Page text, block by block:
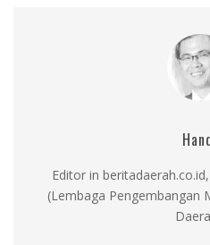
Editor in
(Lembaga Pengembangan